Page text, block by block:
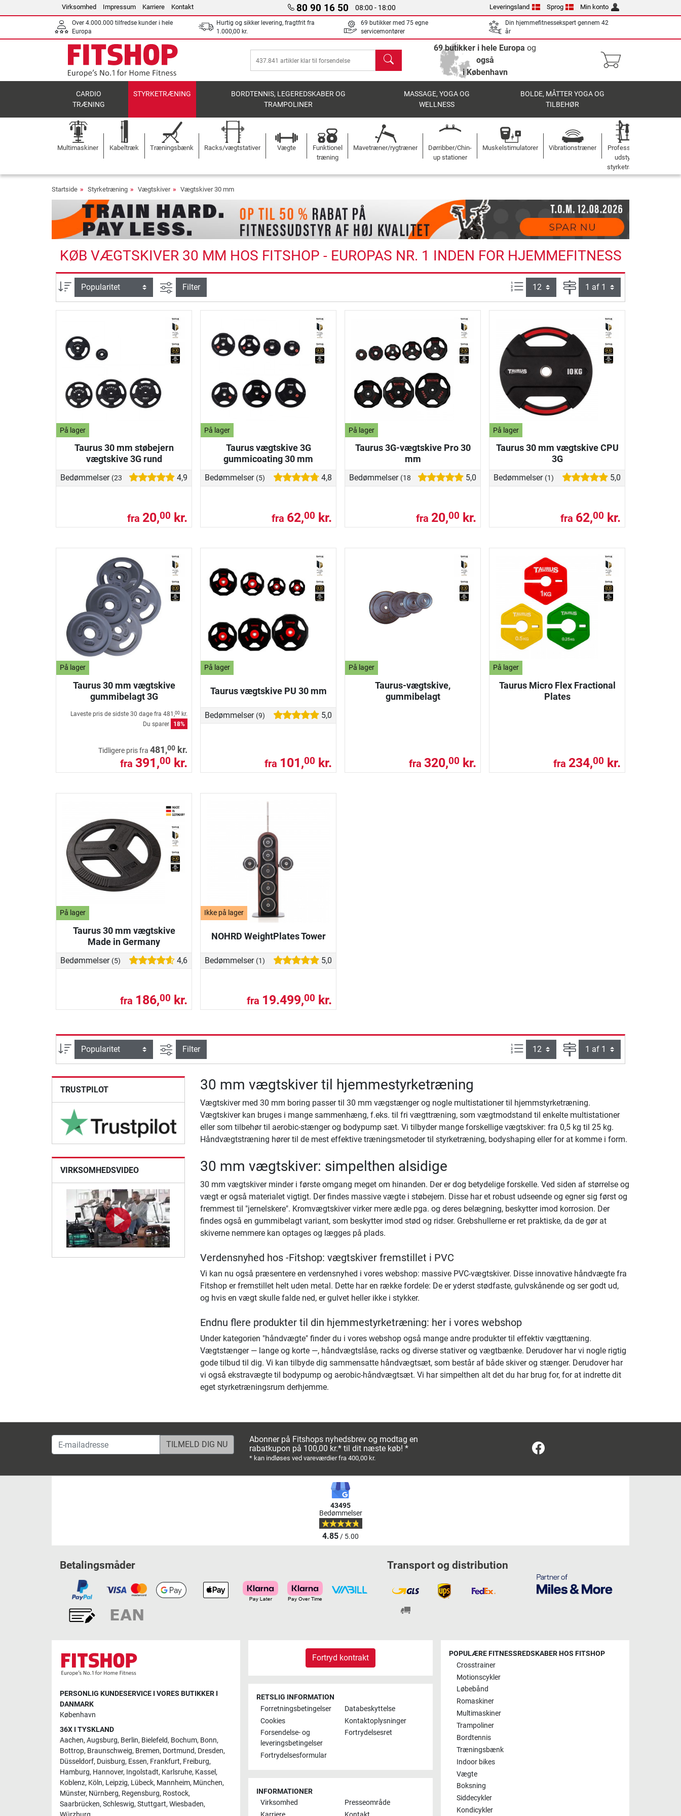
Virksomhed Impressum Karriere Kontakt 80 90 16 50 08:00 - 18:00 Leveringsland Sprog Min konto
Over 4.000.000 tilfredse kunder i hele
Europa
Hurtig og sikker levering, fragtfrit fra
1.000,00 kr.
69 butikker med 75 egne
servicemontører
Din hjemmefitnessekspert gennem 42
år
søg
69 butikker i hele Europa og
også
i København
CARDIO
TRÆNING
STYRKETRÆNING
BORDTENNIS, LEGEREDSKABER OG
TRAMPOLINER
MASSAGE, YOGA OG
WELLNESS
BOLDE, MÅTTER YOGA OG
TILBEHØR
Multimaskiner Kabeltræk Træningsbænk Racks/vægtstativer Vægte
Funktionel
træning
Mavetræner/rygtræner
Dørribber/Chin-
up stationer
Muskelstimulatorer Vibrationstræner
Professionelt
udstyr til
styrketræning
Startside Styrketræning Vægtskiver Vægtskiver 30 mm
KØB VÆGTSKIVER 30 MM HOS FITSHOP - EUROPAS NR. 1 INDEN FOR HJEMMEFITNESS
sortering Avanceret søgning
Filter Artikel pr. side: Side
På lager
Taurus 30 mm støbejern
vægtskive 3G rund
Bedømmelser (23) 4,9
fra 20,00 kr.
På lager
Taurus vægtskive 3G
gummicoating 30 mm
Bedømmelser (5) 4,8
fra 62,00 kr.
På lager
Taurus 3G-vægtskive Pro 30
mm
Bedømmelser (18) 5,0
fra 20,00 kr.
På lager
Taurus 30 mm vægtskive CPU
3G
Bedømmelser (1) 5,0
fra 62,00 kr.
På lager
Taurus 30 mm vægtskive
gummibelagt 3G
Laveste pris de sidste 30 dage fra 481,00 kr.
Du sparer
18%
Tidligere pris fra 481,00 kr.
fra 391,00 kr.
På lager
Taurus vægtskive PU 30 mm
Bedømmelser (9) 5,0
fra 101,00 kr.
På lager
Taurus-vægtskive,
gummibelagt
fra 320,00 kr.
På lager
Taurus Micro Flex Fractional
Plates
fra 234,00 kr.
På lager
Taurus 30 mm vægtskive
Made in Germany
Bedømmelser (5) 4,6
fra 186,00 kr.
Ikke på lager
NOHRD WeightPlates Tower
Bedømmelser (1) 5,0
fra 19.499,00 kr.
sortering Avanceret søgning
Filter Artikel pr. side: Side
TRUSTPILOT
VIRKSOMHEDSVIDEO
30 mm vægtskiver til hjemmestyrketræning
Vægtskiver med 30 mm boring passer til 30 mm vægstænger og nogle multistationer til hjemmstyrketræning.
Vægtskiver kan bruges i mange sammenhæng, f.eks. til fri vægttræning, som vægtmodstand til enkelte multistationer
eller som tilbehør til aerobic-stænger og bodypump sæt. Vi tilbyder mange forskellige vægtskiver: fra 0,5 kg til 25 kg.
Håndvægtstræning hører til de mest effektive træningsmetoder til styrketræning, bodyshaping eller for at komme i form.
30 mm vægtskiver: simpelthen alsidige
30 mm vægtskiver minder i første omgang meget om hinanden. Der er dog betydelige forskelle. Ved siden af størrelse og
vægt er også materialet vigtigt. Der findes massive vægte i støbejern. Disse har et robust udseende og egner sig først og
fremmest til "jernelskere". Kromvægtskiver virker mere ædle pga. og deres belægning, beskytter imod korrosion. Der
findes også en gummibelagt variant, som beskytter imod stød og ridser. Grebshullerne er ret praktiske, da de gør at
skiverne nemmere kan optages og lægges på plads.
Verdensnyhed hos -Fitshop: vægtskiver fremstillet i PVC
Vi kan nu også præsentere en verdensnyhed i vores webshop: massive PVC-vægtskiver. Disse innovative håndvægte fra
Fitshop er fremstillet helt uden metal. Dette har en række fordele: De er yderst stødfaste, gulvskånende og ser godt ud,
og hvis en vægt skulle falde ned, er gulvet heller ikke i stykker.
Endnu flere produkter til din hjemmestyrketræning: her i vores webshop
Under kategorien "håndvægte" finder du i vores webshop også mange andre produkter til effektiv vægttæning.
Vægtstænger — lange og korte —, håndvægtslåse, racks og diverse stativer og vægtbænke. Derudover har vi nogle rigtig
gode tilbud til dig. Vi kan tilbyde dig sammensatte håndvægtsæt, som består af både skiver og stænger. Derudover har
vi også ekstravægte til bodypump og aerobic-håndvægtsæt. Vi har simpelthen alt det du har brug for, for at indrette dit
eget styrketræningsrum derhjemme.
E-mailadresse
Abonner på Fitshops nyhedsbrev og modtag en
rabatkupon på 100,00 kr.* til dit næste køb! *
* kan indløses ved vareværdier fra 400,00 kr.
43495
Bedømmelser
4.85/ 5.00
Betalingsmåder Transport og distribution
PERSONLIG KUNDESERVICE I VORES BUTIKKER I
DANMARK
København
36X I TYSKLAND
Aachen, Augsburg, Berlin, Bielefeld, Bochum, Bonn,
Bottrop, Braunschweig, Bremen, Dortmund, Dresden,
Düsseldorf, Duisburg, Essen, Frankfurt, Freiburg,
Hamburg, Hannover, Ingolstadt, Karlsruhe, Kassel,
Koblenz, Köln, Leipzig, Lübeck, Mannheim, München,
Münster, Nürnberg, Regensburg, Rostock,
Saarbrücken, Schleswig, Stuttgart, Wiesbaden,
Fortryd kontrakt
RETSLIG INFORMATION
Forretningsbetingelser
Databeskyttelse
Cookies
Kontaktoplysninger
Forsendelse- og
leveringsbetingelser
Fortrydelsesret
Fortrydelsesformular
INFORMATIONER
Virksomhed
Presseområde
POPULÆRE FITNESSREDSKABER HOS FITSHOP
Crosstrainer
Motionscykler
Løbebånd
Romaskiner
Multimaskiner
Trampoliner
Bordtennis
Træningsbænk
Indoor bikes
Vægte
Boksning
Siddecykler
Kondicykler